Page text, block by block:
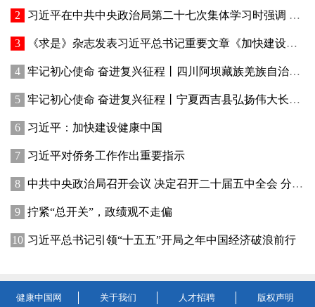
习近平在中共中央政治局第二十七次集体学习时强调 强化政治引领 深化创新发展 高质量推进国防和军队现代化
《求是》杂志发表习近平总书记重要文章《加快建设健康中国》
牢记初心使命 奋进复兴征程丨四川阿坝藏族羌族自治州赓续红色血脉、厚植生态优势—— 红色旅游火 高原绿意浓
牢记初心使命 奋进复兴征程丨宁夏西吉县弘扬伟大长征精神——讲好红色故事发展乡村产业
习近平：加快建设健康中国
习近平对侨务工作作出重要指示
中共中央政治局召开会议 决定召开二十届五中全会 分析研究当前经济形势和经济工作 中共中央总书记习近平主持会议
拧紧“总开关”，政绩观不走偏
习近平总书记引领“十五五”开局之年中国经济破浪前行
健康中国网 关于我们 人才招聘 版权声明